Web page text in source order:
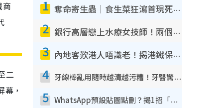
商
二
幕，
1 奪命寄生蟲｜食生菜狂瀉首現死者！疫潮惡化錄1.8萬宗病例 揭洗菜3大謬誤
2 銀行高層戀上水療女技師！兩個月借128萬驚覺「沉船」沉落火海 揭背後疑似邪教操控賣淫
3 內地客歎港人唔識老！揭港鐵保鮮級冷氣 港人求放過：咪投訴
4 牙線棒亂用隨時越清越污糟！牙醫驚揭盲目過戶細菌恐致蛀牙：呢種先係日常真保養
5 WhatsApp預設貼圖點刪？揭1招「反向操作」還原簡潔介面 附3步實測教學